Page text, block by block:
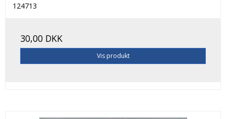
124713
30,00 DKK
Vis produkt